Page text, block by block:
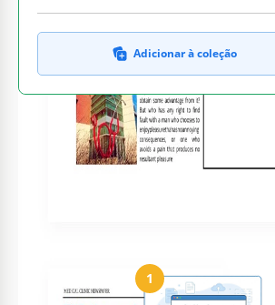
Adicionar à coleção
Personalize texto, imagens
1